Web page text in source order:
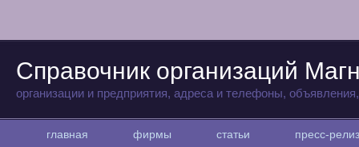
Справочник организаций
организации и предприятия, адреса и телефоны,
главная фирмы статьи пресс-